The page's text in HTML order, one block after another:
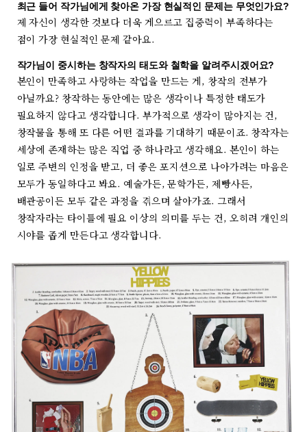
최근 들어 작가님에게 찾아온 가장 현실적인 문제는 무엇인가요?
제 자신이 생각한 것보다 더욱 게으르고 집중력이 부족하다는
점이 가장 현실적인 문제 같아요.
작가님이 중시하는 창작자의 태도와 철학을 알려주시겠어요?
본인이 만족하고 사랑하는 작업을 만드는 게, 창작의 전부가
아닐까요? 창작하는 동안에는 많은 생각이나 특정한 태도가
필요하지 않다고 생각합니다. 부가적으로 생각이 많아지는 건,
창작물을 통해 또 다른 어떤 결과를 기대하기 때문이죠. 창작자는
세상에 존재하는 많은 직업 중 하나라고 생각해요. 본인이 하는
일로 주변의 인정을 받고, 더 좋은 포지션으로 나아가려는 마음은
모두가 동일하다고 봐요. 예술가든, 문학가든, 제빵사든,
배관공이든 모두 같은 과정을 겪으며 살아가죠. 그래서
창작자라는 타이틀에 필요 이상의 의미를 두는 건, 오히려 개인의
시야를 좁게 만든다고 생각합니다.